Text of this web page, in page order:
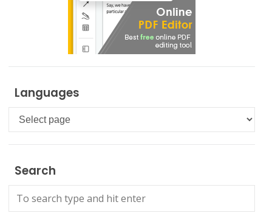
Languages
Languages
Search